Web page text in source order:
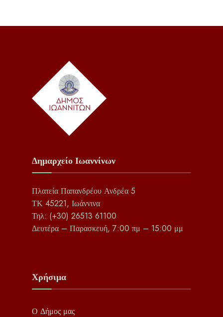
Δημαρχείο Ιωαννίνων
Πλατεία Παπανδρέου Ανδρέα 5
ΤΚ 45221, Ιωάννινα
Τηλ: (+30) 26513 61100
Δευτέρα – Παρασκευή, 7:00 πμ – 15:00 μμ
Χρήσιμα
Ο Δήμος μας